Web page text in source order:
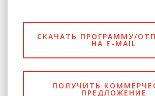
СКАЧАТЬ ПРОГРАММУ/
НА E-MAIL
ПОЛУЧИТЬ
ПРЕДЛОЖЕНИЕ